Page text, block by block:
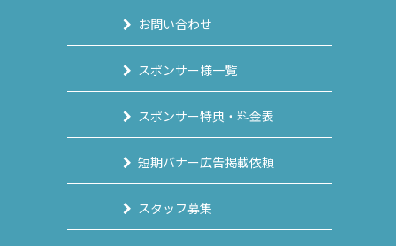
お問い合わせ
スポンサー様一覧
スポンサー特典・料金表
短期バナー広告掲載依頼
スタッフ募集